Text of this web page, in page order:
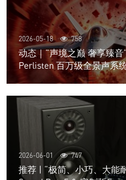
2026-05-18 758
动态｜”声境之巅 奢享臻音
Perlisten 百万级全景声系
京国际音响展
2026-06-01 747
推荐 | “极简、小巧、大能